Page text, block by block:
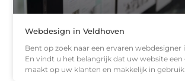
Webdesign in Veldhoven
Bent op zoek naar een ervaren webdesigner
En vindt u het belangrijk dat uw website
maakt op uw klanten en makkelijk in gebruik